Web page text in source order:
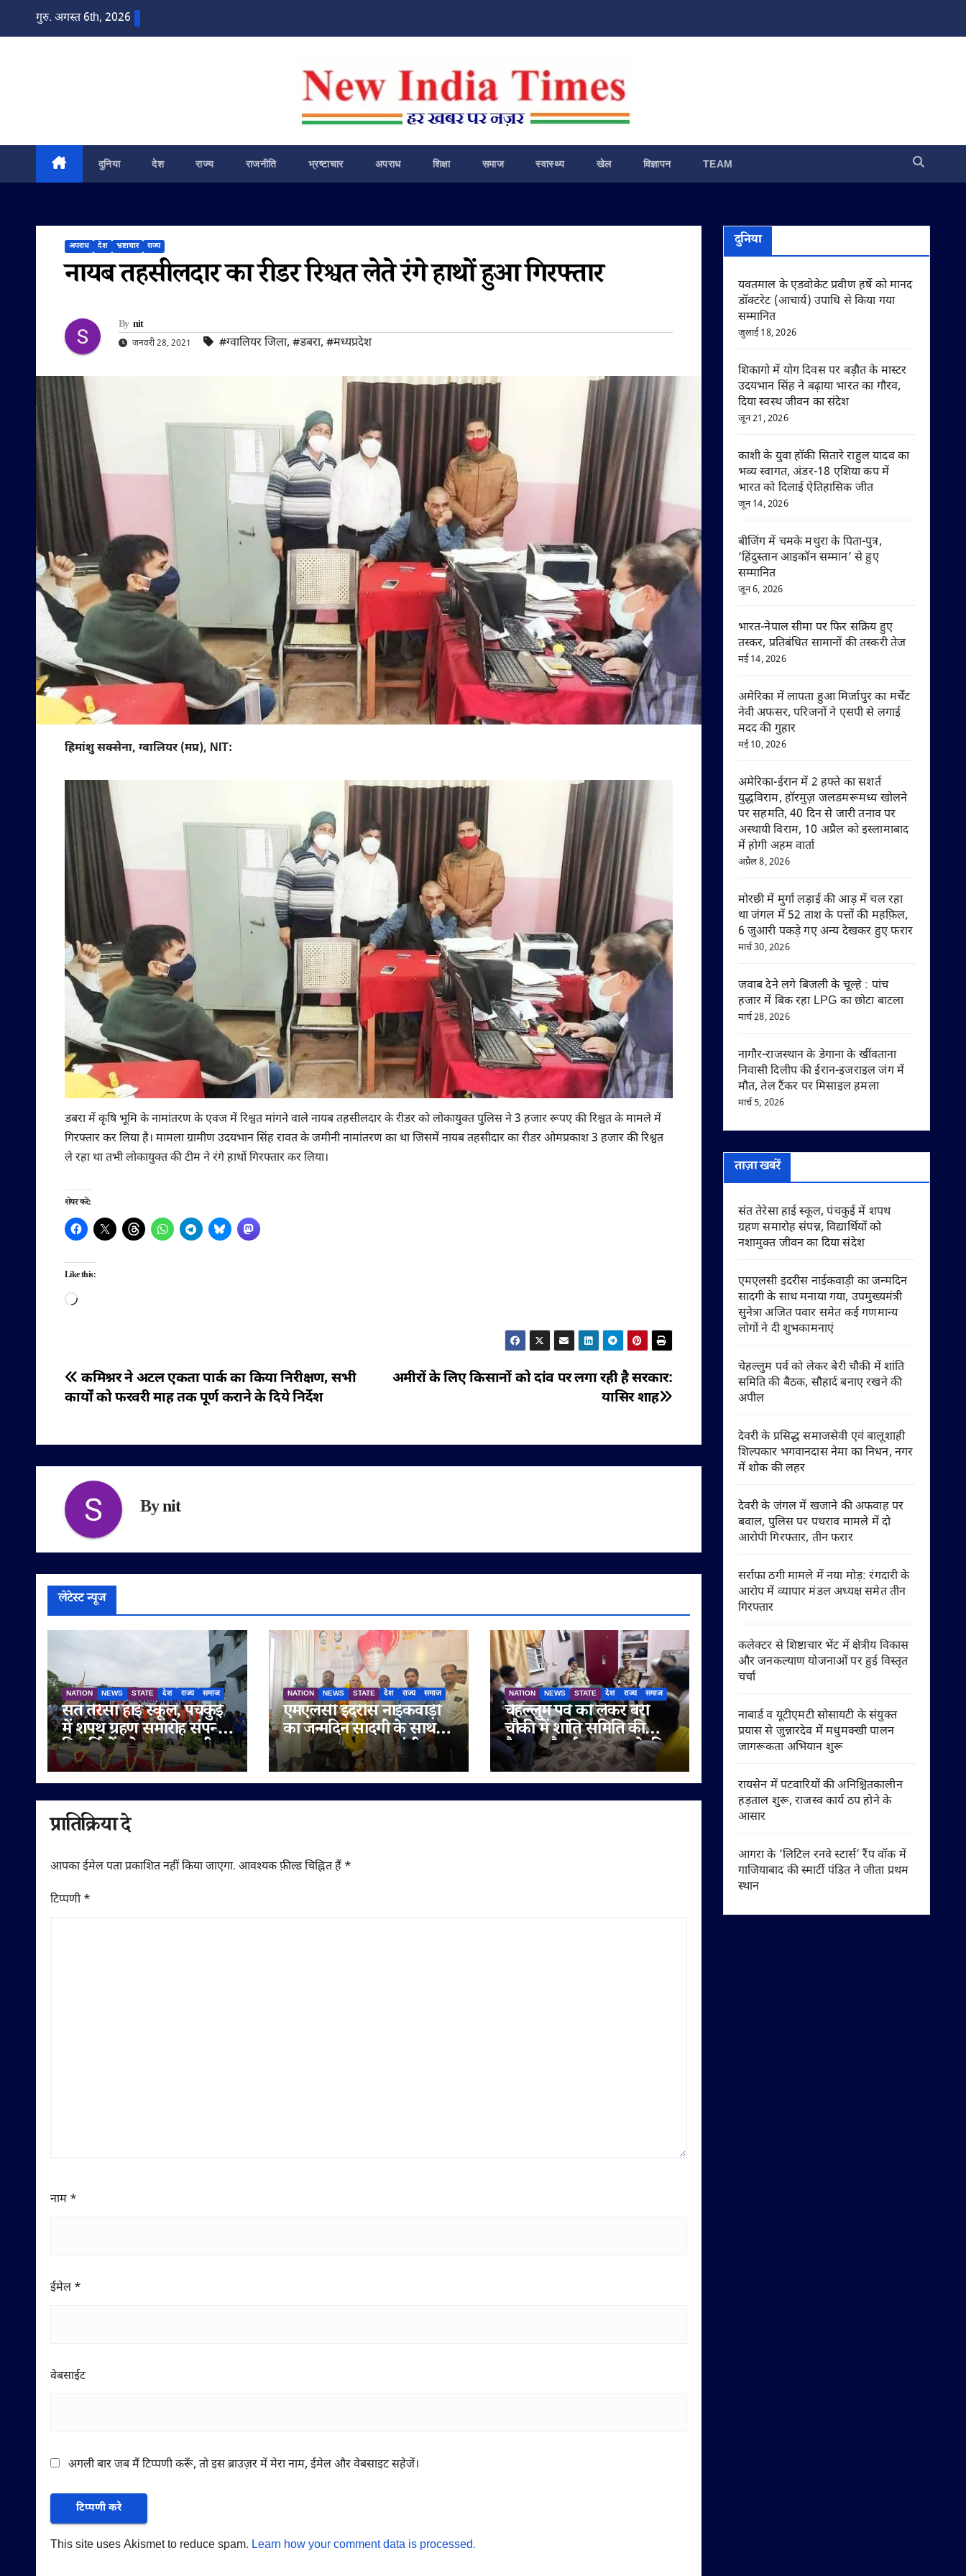
गुरु. अगस्त 6th, 2026
दुनिया देश राज्य राजनीति भ्रष्टाचार अपराध शिक्षा समाज स्वास्थ्य खेल विज्ञापन TEAM
अपराध देश भ्रष्टाचार राज्य
नायब तहसीलदार का रीडर रिश्वत लेते रंगे हाथों हुआ गिरफ्तार
By nit
जनवरी 28, 2021 #ग्वालियर जिला, #डबरा, #मध्यप्रदेश
हिमांशु सक्सेना, ग्वालियर (मप्र), NIT:
डबरा में कृषि भूमि के नामांतरण के एवज में रिश्वत मांगने वाले नायब तहसीलदार के रीडर को लोकायुक्त पुलिस ने 3 हजार रूपए की रिश्वत के मामले में
गिरफ्तार कर लिया है। मामला ग्रामीण उदयभान सिंह रावत के जमीनी नामांतरण का था जिसमें नायब तहसीदार का रीडर ओमप्रकाश 3 हजार की रिश्वत
ले रहा था तभी लोकायुक्त की टीम ने रंगे हाथों गिरफ्तार कर लिया।
शेयर करें:
Like this:
Loading…
पोस्ट
नेविगेशन
अमीरों के लिए किसानों को दांव पर लगा रही है सरकार:
यासिर शाह
कमिश्नर ने अटल एकता पार्क का किया निरीक्षण, सभी
कार्यों को फरवरी माह तक पूर्ण कराने के दिये निर्देश
Bynit
लेटेस्ट न्यूज
NATION NEWS STATE देश राज्य समाज
संत तेरेसा हाई स्कूल, पंचकुई
में शपथ ग्रहण समारोह संपन्न,
विद्यार्थियों को नशामुक्त जीवन
का दिया संदेश
NATION NEWS STATE देश राज्य समाज
एमएलसी इदरीस नाईकवाड़ी
का जन्मदिन सादगी के साथ
मनाया गया, उपमुख्यमंत्री
सुनेत्रा अजित पवार समेत कई
गणमान्य लोगों ने दी
शुभकामनाएं
NATION NEWS STATE देश राज्य समाज
चेहल्लुम पर्व को लेकर बेरी
चौकी में शांति समिति की
बैठक, सौहार्द बनाए रखने की
अपील
प्रातिक्रिया दे
आपका ईमेल पता प्रकाशित नहीं किया जाएगा. आवश्यक फ़ील्ड चिह्नित हैं *
टिप्पणी*
नाम *
ईमेल *
वेबसाईट
अगली बार जब मैं टिप्पणी करूँ, तो इस ब्राउज़र में मेरा नाम, ईमेल और वेबसाइट सहेजें।
This site uses Akismet to reduce spam. Learn how your comment data is processed.
दुनिया
यवतमाल के एडवोकेट प्रवीण हर्षे को मानद
डॉक्टरेट (आचार्य) उपाधि से किया गया
सम्मानित
जुलाई 18, 2026
शिकागो में योग दिवस पर बड़ौत के मास्टर
उदयभान सिंह ने बढ़ाया भारत का गौरव,
दिया स्वस्थ जीवन का संदेश
जून 21, 2026
काशी के युवा हॉकी सितारे राहुल यादव का
भव्य स्वागत, अंडर-18 एशिया कप में
भारत को दिलाई ऐतिहासिक जीत
जून 14, 2026
बीजिंग में चमके मथुरा के पिता-पुत्र,
‘हिंदुस्तान आइकॉन सम्मान’ से हुए
सम्मानित
जून 6, 2026
भारत-नेपाल सीमा पर फिर सक्रिय हुए
तस्कर, प्रतिबंधित सामानों की तस्करी तेज
मई 14, 2026
अमेरिका में लापता हुआ मिर्जापुर का मर्चेंट
नेवी अफसर, परिजनों ने एसपी से लगाई
मदद की गुहार
मई 10, 2026
अमेरिका-ईरान में 2 हफ्ते का सशर्त
युद्धविराम, हॉरमुज़ जलडमरूमध्य खोलने
पर सहमति, 40 दिन से जारी तनाव पर
अस्थायी विराम, 10 अप्रैल को इस्लामाबाद
में होगी अहम वार्ता
अप्रैल 8, 2026
मोरछी में मुर्गा लड़ाई की आड़ में चल रहा
था जंगल में 52 ताश के पत्तों की महफ़िल,
6 जुआरी पकड़े गए अन्य देखकर हुए फरार
मार्च 30, 2026
जवाब देने लगे बिजली के चूल्हे : पांच
हजार में बिक रहा LPG का छोटा बाटला
मार्च 28, 2026
नागौर-राजस्थान के डेगाना के खींवताना
निवासी दिलीप की ईरान-इजराइल जंग में
मौत, तेल टैंकर पर मिसाइल हमला
मार्च 5, 2026
ताज़ा खबरें
संत तेरेसा हाई स्कूल, पंचकुई में शपथ
ग्रहण समारोह संपन्न, विद्यार्थियों को
नशामुक्त जीवन का दिया संदेश
एमएलसी इदरीस नाईकवाड़ी का जन्मदिन
सादगी के साथ मनाया गया, उपमुख्यमंत्री
सुनेत्रा अजित पवार समेत कई गणमान्य
लोगों ने दी शुभकामनाएं
चेहल्लुम पर्व को लेकर बेरी चौकी में शांति
समिति की बैठक, सौहार्द बनाए रखने की
अपील
देवरी के प्रसिद्ध समाजसेवी एवं बालूशाही
शिल्पकार भगवानदास नेमा का निधन, नगर
में शोक की लहर
देवरी के जंगल में खजाने की अफवाह पर
बवाल, पुलिस पर पथराव मामले में दो
आरोपी गिरफ्तार, तीन फरार
सर्राफा ठगी मामले में नया मोड़: रंगदारी के
आरोप में व्यापार मंडल अध्यक्ष समेत तीन
गिरफ्तार
कलेक्टर से शिष्टाचार भेंट में क्षेत्रीय विकास
और जनकल्याण योजनाओं पर हुई विस्तृत
चर्चा
नाबार्ड व यूटीएमटी सोसायटी के संयुक्त
प्रयास से जुन्नारदेव में मधुमक्खी पालन
जागरूकता अभियान शुरू
रायसेन में पटवारियों की अनिश्चितकालीन
हड़ताल शुरू, राजस्व कार्य ठप होने के
आसार
आगरा के ‘लिटिल रनवे स्टार्स’ रैंप वॉक में
गाजियाबाद की स्मार्टी पंडित ने जीता प्रथम
स्थान